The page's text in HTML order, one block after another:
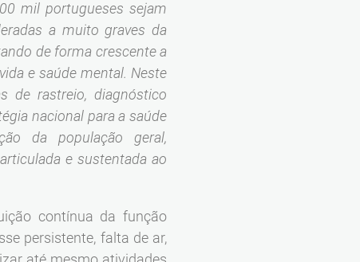
mil portugueses sejam
a muito graves da
de forma crescente a
e saúde mental. Neste
de rastreio, diagnóstico
nacional para a saúde
da população geral,
e sustentada ao
contínua da função
persistente, falta de ar,